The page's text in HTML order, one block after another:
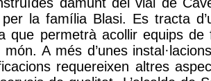
per la família Blasi. Es tracta
que permetrà acollir equips
món. A més d’unes
requereixen altres